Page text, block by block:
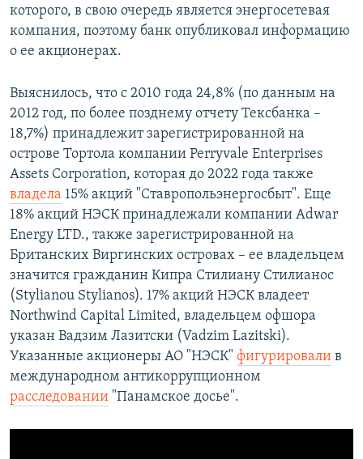
которого, в свою очередь является энергосетевая
компания, поэтому банк опубликовал информацию
о ее акционерах.
Выяснилось, что с 2010 года 24,8% (по данным на
2012 год, по более позднему отчету Тексбанка –
18,7%) принадлежит зарегистрированной на
острове Тортола компании Perryvale Enterprises
Assets Corporation, которая до 2022 года также
владела 15% акций "Ставропольэнергосбыт". Еще
18% акций НЭСК принадлежали компании Adwar
Energy LTD., также зарегистрированной на
Британских Виргинских островах – ее владельцем
значится гражданин Кипра Стилиану Стилианос
(Stylianou Stylianos). 17% акций НЭСК владеет
Northwind Capital Limited, владельцем офшора
указан Вадзим Лазитски (Vadzim Lazitski).
Указанные акционеры АО "НЭСК" фигурировали в
международном антикоррупционном
расследовании "Панамское досье".